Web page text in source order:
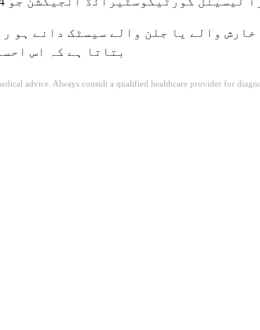
والے یا جلن والے سیسٹک دانے ہو
بتاتا ہے کہ اس
advice. Always consult a qualified healthcare provider for